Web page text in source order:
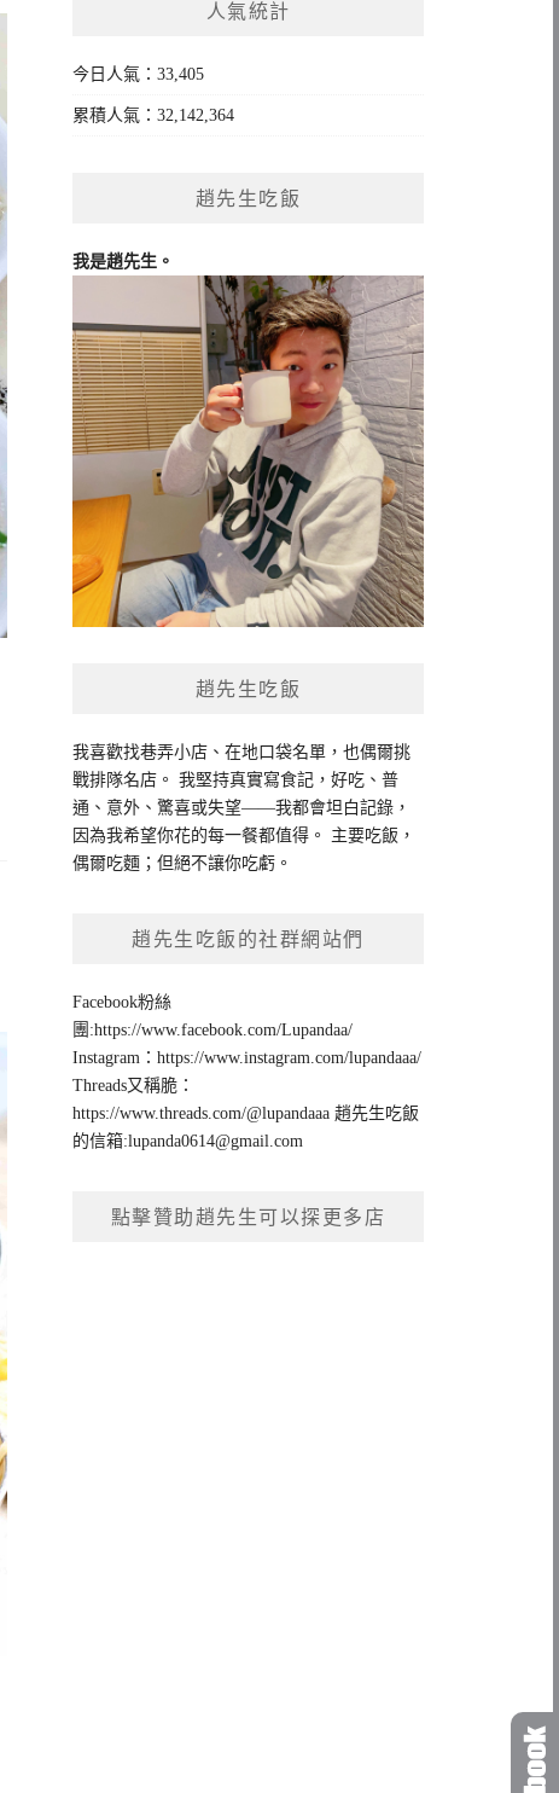
人氣統計
今日人氣：33,405
累積人氣：32,142,364
趙先生吃飯
我是趙先生。
趙先生吃飯
我喜歡找巷弄小店、在地口袋名單，也偶爾挑
戰排隊名店。 我堅持真實寫食記，好吃、普
通、意外、驚喜或失望——我都會坦白記錄，
因為我希望你花的每一餐都值得。 主要吃飯，
偶爾吃麵；但絕不讓你吃虧。
趙先生吃飯的社群網站們
Facebook粉絲
團:https://www.facebook.com/Lupandaa/
Instagram：https://www.instagram.com/lupandaaa/
Threads又稱脆：
https://www.threads.com/@lupandaaa 趙先生吃飯
的信箱:lupanda0614@gmail.com
點擊贊助趙先生可以探更多店